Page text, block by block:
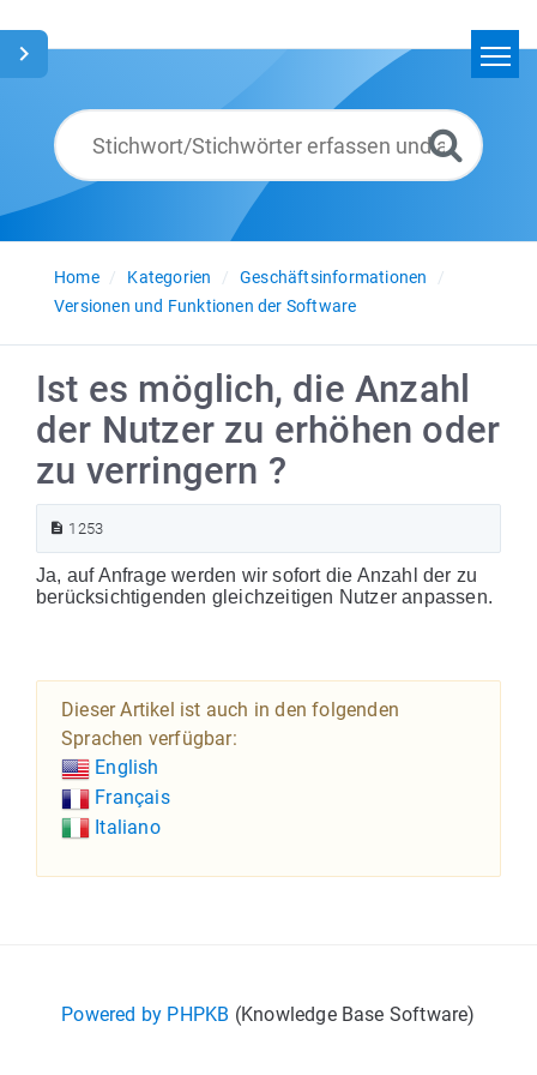
Glossar
Deutsch
Home
Kategorien
Geschäftsinformationen
Versionen und Funktionen der Software
Ist es möglich, die Anzahl
der Nutzer zu erhöhen oder
zu verringern ?
1253
Ja, auf Anfrage werden wir sofort die Anzahl der zu
berücksichtigenden gleichzeitigen Nutzer anpassen.
Dieser Artikel ist auch in den folgenden
Sprachen verfügbar:
English
Français
Italiano
Powered by PHPKB (Knowledge Base Software)